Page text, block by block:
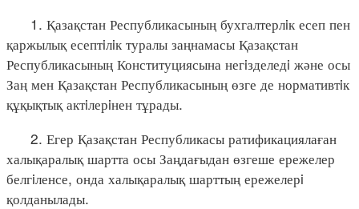
1. Қазақстан Республикасының бухгалтерлiк есеп пен
қаржылық есептiлiк туралы заңнамасы Қазақстан
Республикасының Конституциясына негiзделедi және осы
Заң мен Қазақстан Республикасының өзге де нормативтiк
құқықтық актiлерiнен тұрады.
2. Егер Қазақстан Республикасы ратификациялаған
халықаралық шартта осы Заңдағыдан өзгеше ережелер
белгiленсе, онда халықаралық шарттың ережелерi
қолданылады.